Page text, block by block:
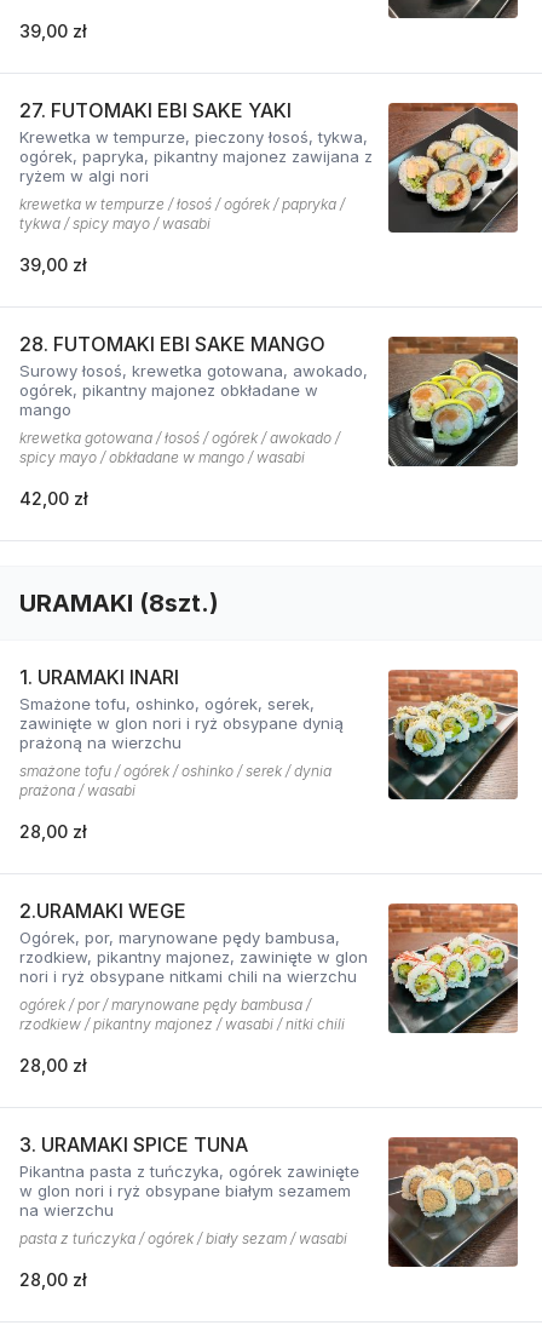
39,00 zł
27. FUTOMAKI EBI SAKE YAKI
Krewetka w tempurze, pieczony łosoś, tykwa,
ogórek, papryka, pikantny majonez zawijana z
ryżem w algi nori
krewetka w tempurze / łosoś / ogórek / papryka /
tykwa / spicy mayo / wasabi
39,00 zł
28. FUTOMAKI EBI SAKE MANGO
Surowy łosoś, krewetka gotowana, awokado,
ogórek, pikantny majonez obkładane w
mango
krewetka gotowana / łosoś / ogórek / awokado /
spicy mayo / obkładane w mango / wasabi
42,00 zł
URAMAKI (8szt.)
1. URAMAKI INARI
Smażone tofu, oshinko, ogórek, serek,
zawinięte w glon nori i ryż obsypane dynią
prażoną na wierzchu
smażone tofu / ogórek / oshinko / serek / dynia
prażona / wasabi
28,00 zł
2.URAMAKI WEGE
Ogórek, por, marynowane pędy bambusa,
rzodkiew, pikantny majonez, zawinięte w glon
nori i ryż obsypane nitkami chili na wierzchu
ogórek / por / marynowane pędy bambusa /
rzodkiew / pikantny majonez / wasabi / nitki chili
28,00 zł
3. URAMAKI SPICE TUNA
Pikantna pasta z tuńczyka, ogórek zawinięte
w glon nori i ryż obsypane białym sezamem
na wierzchu
pasta z tuńczyka / ogórek / biały sezam / wasabi
28,00 zł